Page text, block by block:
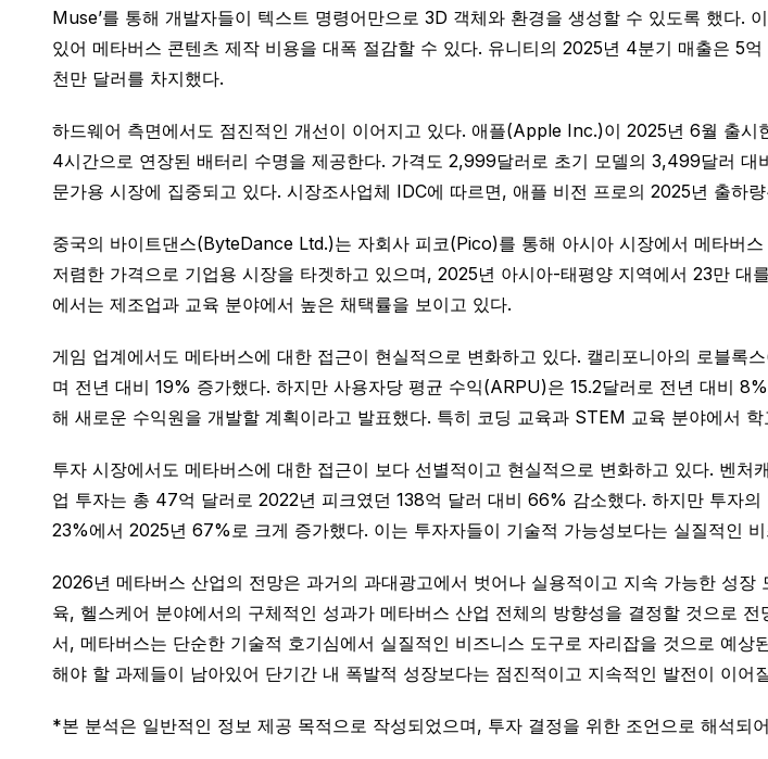
Muse’를 통해 개발자들이 텍스트 명령어만으로 3D 객체와 환경을 생성할 수 있도록 했다.
있어 메타버스 콘텐츠 제작 비용을 대폭 절감할 수 있다. 유니티의 2025년 4분기 매출은 5
천만 달러를 차지했다.
하드웨어 측면에서도 점진적인 개선이 이어지고 있다. 애플(Apple Inc.)이 2025년 6월 출
4시간으로 연장된 배터리 수명을 제공한다. 가격도 2,999달러로 초기 모델의 3,499달러
문가용 시장에 집중되고 있다. 시장조사업체 IDC에 따르면, 애플 비전 프로의 2025년 출하
중국의 바이트댄스(ByteDance Ltd.)는 자회사 피코(Pico)를 통해 아시아 시장에서 메타버
저렴한 가격으로 기업용 시장을 타겟하고 있으며, 2025년 아시아-태평양 지역에서 23만
에서는 제조업과 교육 분야에서 높은 채택률을 보이고 있다.
게임 업계에서도 메타버스에 대한 접근이 현실적으로 변화하고 있다. 캘리포니아의 로블
며 전년 대비 19% 증가했다. 하지만 사용자당 평균 수익(ARPU)은 15.2달러로 전년 대비
해 새로운 수익원을 개발할 계획이라고 발표했다. 특히 코딩 교육과 STEM 교육 분야에서
투자 시장에서도 메타버스에 대한 접근이 보다 선별적이고 현실적으로 변화하고 있다. 벤
업 투자는 총 47억 달러로 2022년 피크였던 138억 달러 대비 66% 감소했다. 하지만 투자
23%에서 2025년 67%로 크게 증가했다. 이는 투자자들이 기술적 가능성보다는 실질적인
2026년 메타버스 산업의 전망은 과거의 과대광고에서 벗어나 실용적이고 지속 가능한 성
육, 헬스케어 분야에서의 구체적인 성과가 메타버스 산업 전체의 방향성을 결정할 것으로
서, 메타버스는 단순한 기술적 호기심에서 실질적인 비즈니스 도구로 자리잡을 것으로 예
해야 할 과제들이 남아있어 단기간 내 폭발적 성장보다는 점진적이고 지속적인 발전이 이어
*본 분석은 일반적인 정보 제공 목적으로 작성되었으며, 투자 결정을 위한 조언으로 해석되